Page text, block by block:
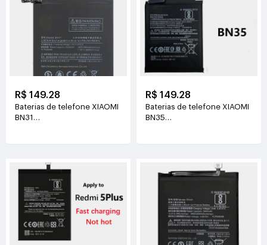
R$ 149.28
Baterias de telefone XIAOMI
BN31
R$ 149.28
Baterias de telefone XIAOMI
BN35